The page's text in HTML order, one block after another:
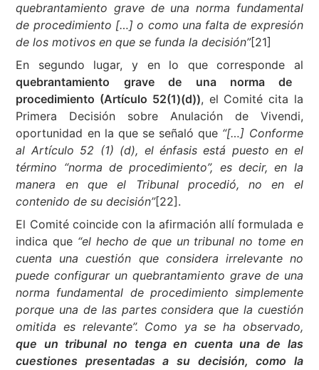
quebrantamiento grave de una norma fundamental
de procedimiento […] o como una falta de expresión
de los motivos en que se funda la decisión”[21]
En segundo lugar, y en lo que corresponde al
quebrantamiento grave de una norma de
procedimiento (Artículo 52(1)(d)), el Comité cita la
Primera Decisión sobre Anulación de Vivendi,
oportunidad en la que se señaló que “[…] Conforme
al Artículo 52 (1) (d), el énfasis está puesto en el
término “norma de procedimiento”, es decir, en la
manera en que el Tribunal procedió, no en el
contenido de su decisión”[22].
El Comité coincide con la afirmación allí formulada e
indica que “el hecho de que un tribunal no tome en
cuenta una cuestión que considera irrelevante no
puede configurar un quebrantamiento grave de una
norma fundamental de procedimiento simplemente
porque una de las partes considera que la cuestión
omitida es relevante”. Como ya se ha observado,
que un tribunal no tenga en cuenta una de las
cuestiones presentadas a su decisión, como la